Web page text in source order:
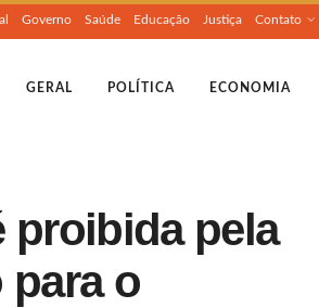
Governo Saúde Educação Justiça Contato
GERAL POLÍTICA ECONOMIA
proibida pela
o